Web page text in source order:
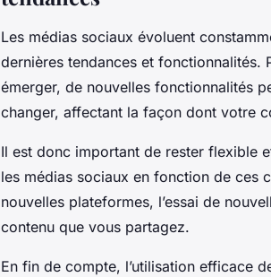
Les médias sociaux évoluent
dernières tendances et fonctionnalités.
émerger, de nouvelles fonctionnalités
changer, affectant la façon dont votre
Il est donc important de rester flexible
les médias sociaux en fonction de ces
nouvelles plateformes, l’essai de
contenu que vous partagez.
En fin de compte, l’utilisation efficace